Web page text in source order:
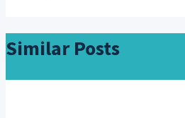
Similar Posts